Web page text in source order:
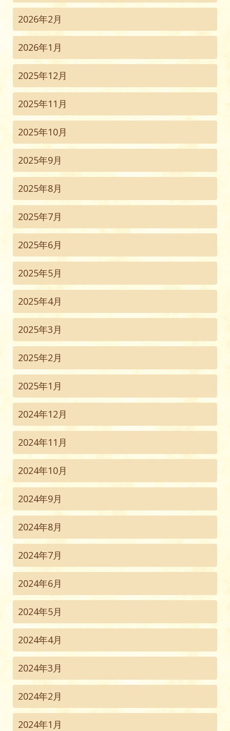
2026年2月
2026年1月
2025年12月
2025年11月
2025年10月
2025年9月
2025年8月
2025年7月
2025年6月
2025年5月
2025年4月
2025年3月
2025年2月
2025年1月
2024年12月
2024年11月
2024年10月
2024年9月
2024年8月
2024年7月
2024年6月
2024年5月
2024年4月
2024年3月
2024年2月
2024年1月